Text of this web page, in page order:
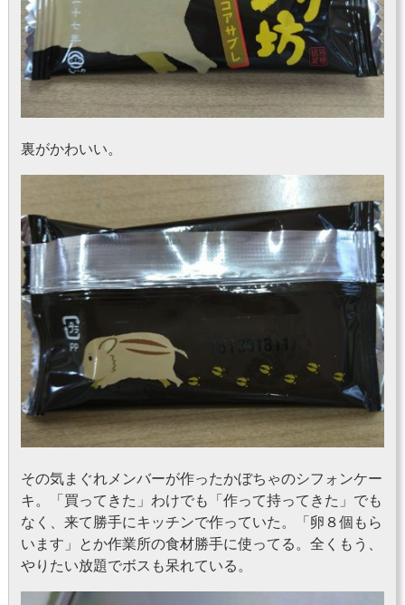
裏がかわいい。
その気まぐれメンバーが作ったかぼちゃのシフォンケー
キ。「買ってきた」わけでも「作って持ってきた」でも
なく、来て勝手にキッチンで作っていた。「卵８個もら
います」とか作業所の食材勝手に使ってる。全くもう、
やりたい放題でボスも呆れている。